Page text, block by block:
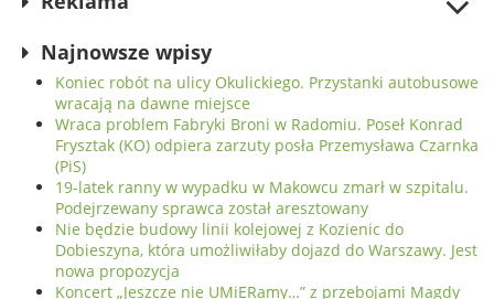
Najnowsze wpisy
Koniec robót na ulicy Okulickiego. Przystanki autobusowe
wracają na dawne miejsce
Wraca problem Fabryki Broni w Radomiu. Poseł Konrad
Frysztak (KO) odpiera zarzuty posła Przemysława Czarnka
(PiS)
19-latek ranny w wypadku w Makowcu zmarł w szpitalu.
Podejrzewany sprawca został aresztowany
Nie będzie budowy linii kolejowej z Kozienic do
Dobieszyna, która umożliwiłaby dojazd do Warszawy. Jest
nowa propozycja
Koncert „Jeszcze nie UMiERamy…” z przebojami Magdy